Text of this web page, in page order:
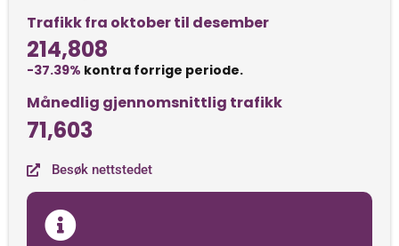
Trafikk fra oktober til desember
214,808
-37.39% kontra forrige periode.
Månedlig gjennomsnittlig trafikk
71,603
Besøk nettstedet